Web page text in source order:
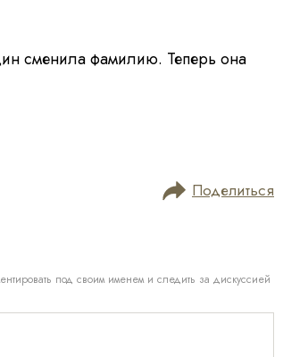
сменила фамилию. Теперь она
Поделиться
под своим именем и следить за дискуссией